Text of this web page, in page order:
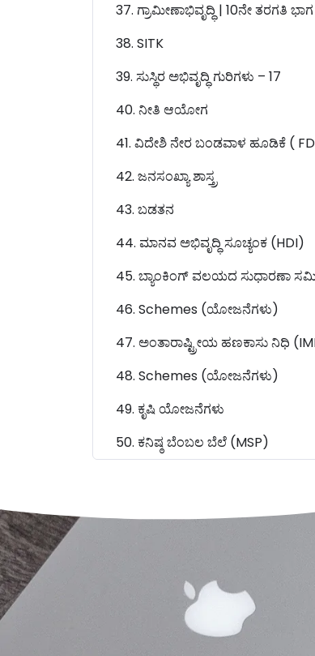
37. ಗ್ರಾಮೀಣಾಭಿವೃದ್ಧಿ | 10ನೇ ತರಗತಿ
38. SITK
39. ಸುಸ್ಥಿರ ಅಭಿವೃದ್ಧಿ ಗುರಿಗಳು – 17
40. ನೀತಿ ಆಯೋಗ
41. ವಿದೇಶಿ ನೇರ ಬಂಡವಾಳ ಹೂಡಿಕೆ (
42. ಜನಸಂಖ್ಯಾ ಶಾಸ್ತ್ರ
43. ಬಡತನ
44. ಮಾನವ ಅಭಿವೃದ್ಧಿ ಸೂಚ್ಯಂಕ (HDI)
45. ಬ್ಯಾಂಕಿಂಗ್ ವಲಯದ ಸುಧಾರಣಾ
46. Schemes (ಯೋಜನೆಗಳು)
47. ಅಂತಾರಾಷ್ಟ್ರೀಯ ಹಣಕಾಸು ನಿಧಿ
48. Schemes (ಯೋಜನೆಗಳು)
49. ಕೃಷಿ ಯೋಜನೆಗಳು
50. ಕನಿಷ್ಠ ಬೆಂಬಲ ಬೆಲೆ (MSP)